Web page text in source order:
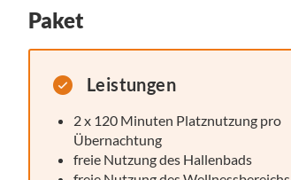
Paket
Leistungen
2 x 120 Minuten Platznutzung pro
Übernachtung
freie Nutzung des Hallenbads